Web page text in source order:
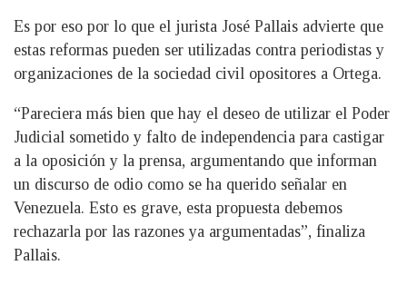
Es por eso por lo que el jurista José Pallais advierte que
estas reformas pueden ser utilizadas contra periodistas y
organizaciones de la sociedad civil opositores a Ortega.
“Pareciera más bien que hay el deseo de utilizar el Poder
Judicial sometido y falto de independencia para castigar
a la oposición y la prensa, argumentando que informan
un discurso de odio como se ha querido señalar en
Venezuela. Esto es grave, esta propuesta debemos
rechazarla por las razones ya argumentadas”, finaliza
Pallais.